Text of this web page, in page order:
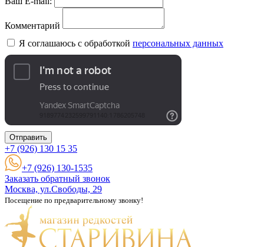
Комментарий
Я соглашаюсь с обработкой персональных данных
Отправить
+7 (926) 130 15 35
+7 (926) 130-1535
Заказать обратный звонок
Москва, ул.Свободы, 29
Посещение по предварительному звонку!